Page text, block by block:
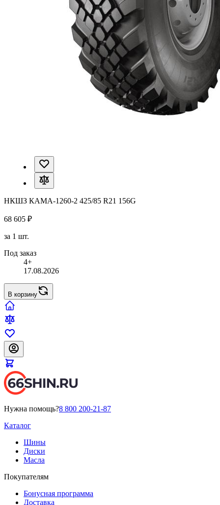
НКШЗ КАМА-1260-2 425/85 R21 156G
68 605 ₽
за 1 шт.
Под заказ
4+
17.08.2026
В корзину
Нужна помощь?8 800 200-21-87
Каталог
Шины
Диски
Масла
Покупателям
Бонусная программа
Доставка